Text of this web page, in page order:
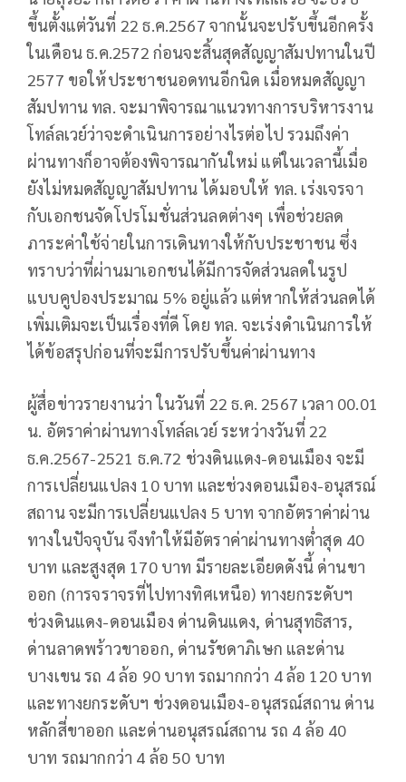
ขึ้นตั้งแต่วันที่ 22 ธ.ค.2567 จากนั้นจะปรับขึ้นอีกครั้ง
ในเดือน ธ.ค.2572 ก่อนจะสิ้นสุดสัญญาสัมปทานในปี
2577 ขอให้ประชาชนอดทนอีกนิด เมื่อหมดสัญญา
สัมปทาน ทล. จะมาพิจารณาแนวทางการบริหารงาน
โทล์ลเวย์ว่าจะดำเนินการอย่างไรต่อไป รวมถึงค่า
ผ่านทางก็อาจต้องพิจารณากันใหม่ แต่ในเวลานี้เมื่อ
ยังไม่หมดสัญญาสัมปทาน ได้มอบให้ ทล. เร่งเจรจา
กับเอกชนจัดโปรโมชั่นส่วนลดต่างๆ เพื่อช่วยลด
ภาระค่าใช้จ่ายในการเดินทางให้กับประชาชน ซึ่ง
ทราบว่าที่ผ่านมาเอกชนได้มีการจัดส่วนลดในรูป
แบบคูปองประมาณ 5% อยู่แล้ว แต่หากให้ส่วนลดได้
เพิ่มเติมจะเป็นเรื่องที่ดี โดย ทล. จะเร่งดำเนินการให้
ได้ข้อสรุปก่อนที่จะมีการปรับขึ้นค่าผ่านทาง
ผู้สื่อข่าวรายงานว่า ในวันที่ 22 ธ.ค. 2567 เวลา 00.01
น. อัตราค่าผ่านทางโทล์ลเวย์ ระหว่างวันที่ 22
ธ.ค.2567-2521 ธ.ค.72 ช่วงดินแดง-ดอนเมือง จะมี
การเปลี่ยนแปลง 10 บาท และช่วงดอนเมือง-อนุสรณ์
สถาน จะมีการเปลี่ยนแปลง 5 บาท จากอัตราค่าผ่าน
ทางในปัจจุบัน จึงทำให้มีอัตราค่าผ่านทางต่ำสุด 40
บาท และสูงสุด 170 บาท มีรายละเอียดดังนี้ ด่านขา
ออก (การจราจรที่ไปทางทิศเหนือ) ทางยกระดับฯ
ช่วงดินแดง-ดอนเมือง ด่านดินแดง, ด่านสุทธิสาร,
ด่านลาดพร้าวขาออก, ด่านรัชดาภิเษก และด่าน
บางเขน รถ 4 ล้อ 90 บาท รถมากกว่า 4 ล้อ 120 บาท
และทางยกระดับฯ ช่วงดอนเมือง-อนุสรณ์สถาน ด่าน
หลักสี่ขาออก และด่านอนุสรณ์สถาน รถ 4 ล้อ 40
บาท รถมากกว่า 4 ล้อ 50 บาท